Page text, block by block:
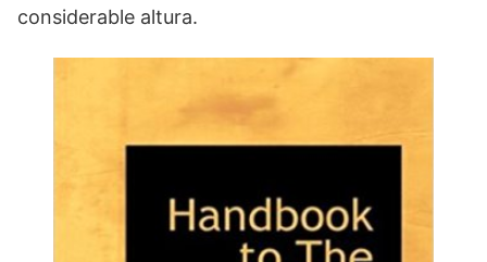
considerable altura.